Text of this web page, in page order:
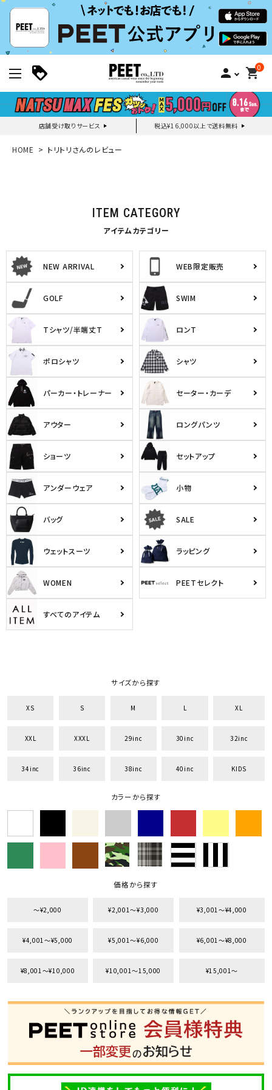
person 0
shopping_cart
店舗受け取りサービス 税込¥16,000以上で送料無料
新規会員登録｜ログイン
search
詳しい条件から探す
HOME トリトリさんのレビュー
ITEM CATEGORY
アイテムカテゴリー
NEW ARRIVAL WEB限定販売
GOLF SWIM
Tシャツ/半端丈T ロンT
ポロシャツ シャツ
パーカー・トレーナー セーター・カーデ
アウター ロングパンツ
ショーツ セットアップ
アンダーウェア 小物
バッグ SALE
ウェットスーツ ラッピング
WOMEN PEETセレクト
すべてのアイテム
サイズから探す
XS S M L XL
XXL XXXL 29inc 30inc 32inc
34inc 36inc 38inc 40inc KIDS
カラーから探す
価格から探す
〜¥2,000 ¥2,001〜¥3,000 ¥3,001〜¥4,000
¥4,001〜¥5,000 ¥5,001〜¥6,000 ¥6,001〜¥8,000
¥8,001〜¥10,000 ¥10,001〜15,000 ¥15,001〜